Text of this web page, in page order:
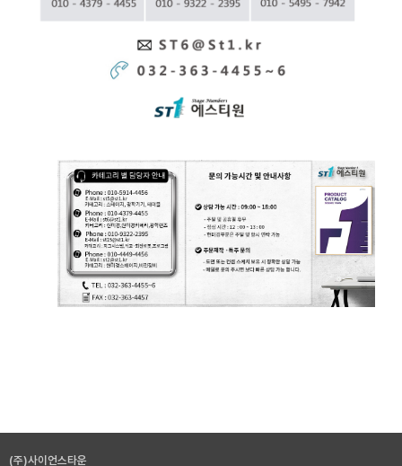
(주)사이언스타운